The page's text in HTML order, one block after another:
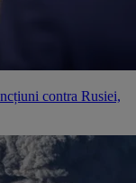
contra Rusiei,